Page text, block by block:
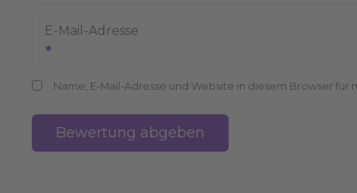
E-Mail-Adresse
Name, E-Mail-Adresse und Website in diesem Browser